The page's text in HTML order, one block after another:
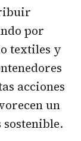
por
textiles y
acciones
un
sostenible.